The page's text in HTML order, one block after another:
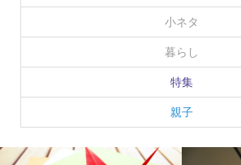
小ネタ
暮らし
特集
親子